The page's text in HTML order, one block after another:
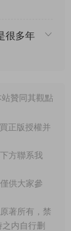
很多年
贊同其觀點
正版授權并
方聯系我
供大家參
著所有，禁
内自行删